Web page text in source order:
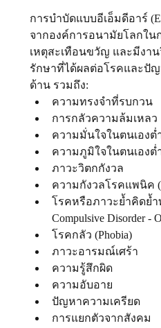
การบำบัดแบบอีเอ็มดีอาร์
จากองค์การอนามัยโลกใน
เหตุสะเทือนขวัญ และมีงาน
รักษาที่ได้ผลต่อโรคและปั
ด้าน รวมถึง:
ความทรงจําที่รบกวน
การกลัวความล้มเหลว
ความมั่นใจในตนเองต่
ความภูมิใจในตนเองต่
ภาวะวิตกกังวล
ความกังวลโรคแพนิค
โรคหรือภาวะย้ำคิดย้ำท
Compulsive Disorder -
โรคกลัว (Phobia)
ภาวะอารมณ์เศร้า
ความรู้สึกผิด
ความอับอาย
ปัญหาความเครียด
การแยกตัวจากสังคม